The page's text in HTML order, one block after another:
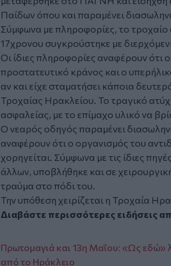
Παίδων όπου και παραμένει
Σύμφωνα με πληροφορίες, το τροχαίο
17χρονου συγκρούστηκε με
Οι ίδιες πληροφορίες αναφέρουν ότι
προστατευτικό κράνος και ο
αν και είχε σταματήσει κάποια
Τροχαίας Ηρακλείου. Το τραγικό
ασφαλείας, με το επίμαχο υλικό να
Ο νεαρός οδηγός παραμένει
αναφέρουν ότι ο οργανισμός του
χορηγείται. Σύμφωνα με τις ίδιες
άλλων, υποβλήθηκε και σε
τραύμα στο πόδι του.
Την υπόθεση χειρίζεται η Τροχαία
Διαβάστε περισσότερες ειδήσεις
Πρωτομαγιά και 13η Μαΐου: «Ως εδώ»
από το Ηράκλειο